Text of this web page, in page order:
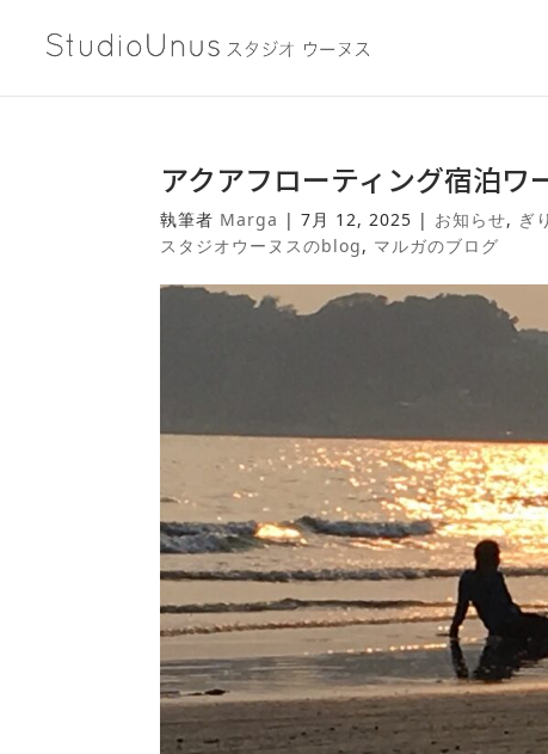
アクアフローティング宿泊
執筆者 Marga |7月 12, 2025 | お知らせ, ぎ
スタジオウーヌスのblog, マルガのブログ